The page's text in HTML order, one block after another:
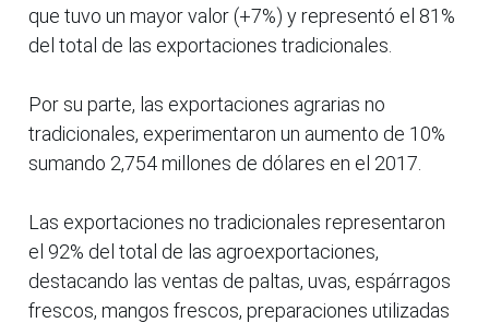
que tuvo un mayor valor (+7%) y representó el 81%
del total de las exportaciones tradicionales.
Por su parte, las exportaciones agrarias no
tradicionales, experimentaron un aumento de 10%
sumando 2,754 millones de dólares en el 2017.
Las exportaciones no tradicionales representaron
el 92% del total de las agroexportaciones,
destacando las ventas de paltas, uvas, espárragos
frescos, mangos frescos, preparaciones utilizadas